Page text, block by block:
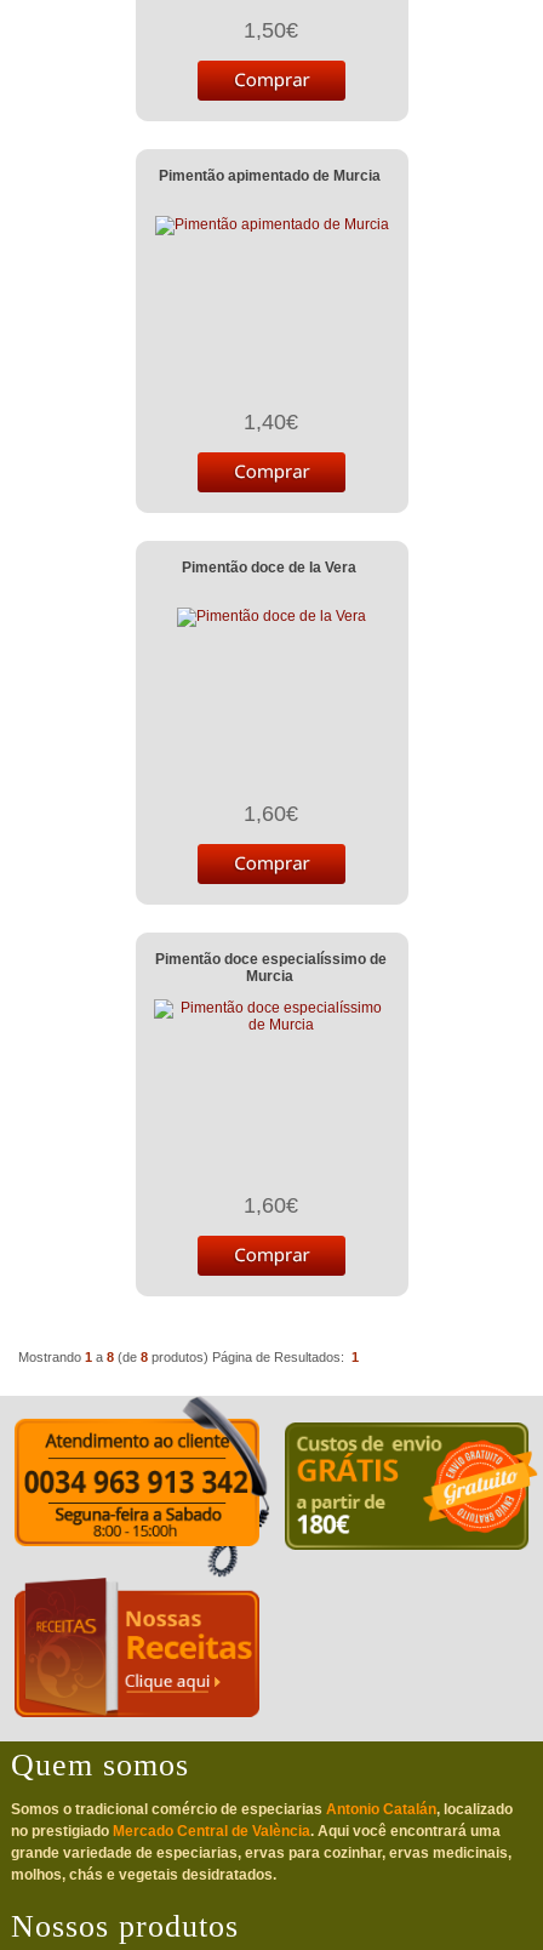
1,50€
Pimentão apimentado de Murcia
1,40€
Pimentão doce de la Vera
1,60€
Pimentão doce especialíssimo de
Murcia
1,60€
Mostrando 1 a 8 (de 8 produtos) Página de Resultados: 1
Quem somos
Somos o tradicional comércio de especiarias Antonio Catalán, localizado
no prestigiado Mercado Central de València. Aqui você encontrará uma
grande variedade de especiarias, ervas para cozinhar, ervas medicinais,
molhos, chás e vegetais desidratados.
Nossos produtos